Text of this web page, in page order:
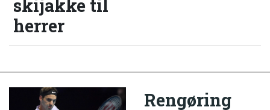
skijakke til
herrer
Rengøring